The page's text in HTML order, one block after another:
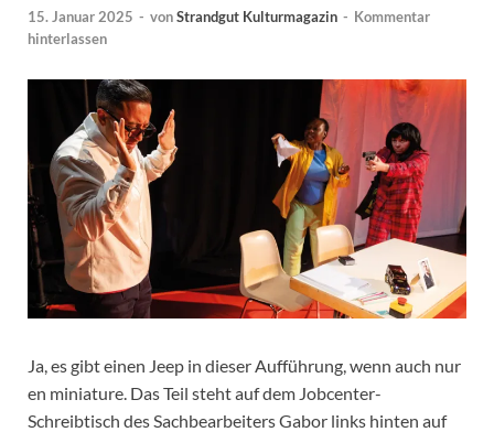
15. Januar 2025 - vonStrandgut Kulturmagazin - Kommentar
hinterlassen
Ja, es gibt einen Jeep in dieser Aufführung, wenn auch nur
en miniature. Das Teil steht auf dem Jobcenter-
Schreibtisch des Sachbearbeiters Gabor links hinten auf